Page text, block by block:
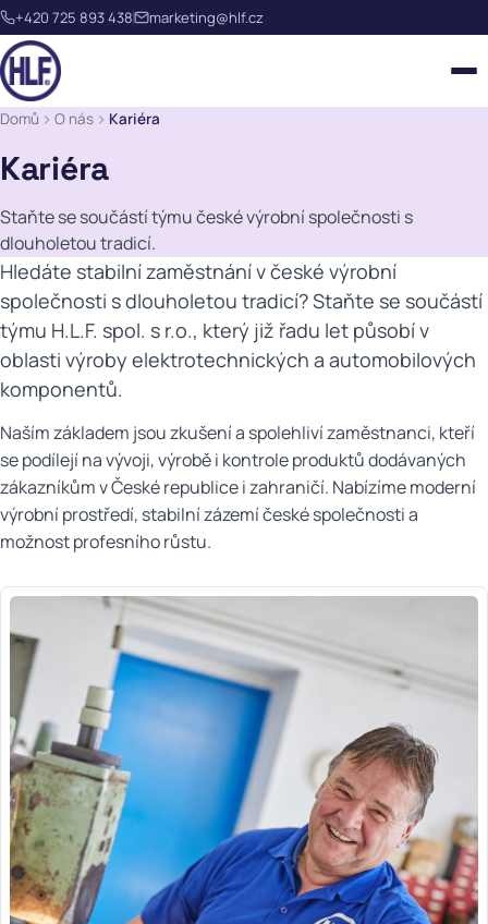
+420 725 893 438 marketing@hlf.cz
NÁŠ TÝM
KVALITA
REFERENCE
HISTORIE
KARIÉRA
PROJEKTY SPOLUFINANCOVANÉ EU
PŘEKLÁPĚCÍ SPÍNAČE
PŘEPÍNAČE
TLAČÍTKA
KONEKTORY
OBJÍMKY A MIKROSPÍNAČE (DESKO)
CUBSY
KATALOGY KE STAŽENÍ
LISOVÁNÍ KOVŮ
WEBMEETING HLF
Domů O nás Kariéra
Kariéra
Staňte se součástí týmu české výrobní společnosti s
dlouholetou tradicí.
Hledáte stabilní zaměstnání v české výrobní
společnosti s dlouholetou tradicí? Staňte se součástí
týmu H.L.F. spol. s r.o., který již řadu let působí v
oblasti výroby elektrotechnických a automobilových
komponentů.
Naším základem jsou zkušení a spolehliví zaměstnanci, kteří
se podílejí na vývoji, výrobě i kontrole produktů dodávaných
zákazníkům v České republice i zahraničí. Nabízíme moderní
výrobní prostředí, stabilní zázemí české společnosti a
možnost profesního růstu.